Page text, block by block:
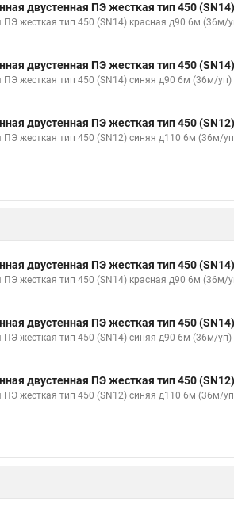
двустенная ПЭ жесткая тип 450
ПЭ жесткая тип 450 (SN14) красная д90 6м (36м/
двустенная ПЭ жесткая тип 450
ПЭ жесткая тип 450 (SN14) синяя д90 6м (36м/
двустенная ПЭ жесткая тип 450
ПЭ жесткая тип 450 (SN12) синяя д110 6м (36м/
двустенная ПЭ жесткая тип 450
ПЭ жесткая тип 450 (SN14) красная д90 6м (36м/
двустенная ПЭ жесткая тип 450
ПЭ жесткая тип 450 (SN14) синяя д90 6м (36м/
двустенная ПЭ жесткая тип 450
ПЭ жесткая тип 450 (SN12) синяя д110 6м (36м/